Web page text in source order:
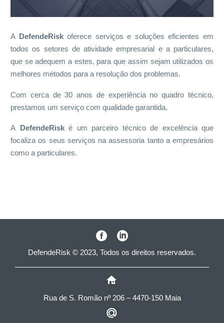
A DefendeRiskoferece serviços e soluções eficientes em
todos os setores de atividade empresarial e a particulares,
que se adequem a estes, para que assim sejam utilizados os
melhores métodos para a resolução dos problemas.
Com cerca de 30 anos de experiência no quadro técnico,
prestamos um serviço com qualidade garantida.
A DefendeRiské um parceiro técnico de excelência que
focaliza os seus serviços na assessoria tanto a empresários
como a particulares.
DefendeRisk © 2023, Todos os direitos reservados.


Rua de S. Romão nº 206 – 4470-150 Maia

